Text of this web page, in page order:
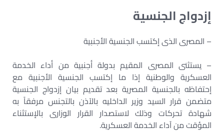
إزدواج الجنسية
– المصرى الذى إكتسب الجنسية الأجنبية
– يستثنى المصرى المقيم بدولة أجنبية من أداء الخدمة
العسكرية والوطنية إذا ما إكتسب الجنسية الأجنبية مع
إحتفاظه بالجنسية المصرية بعد تقديم بيان إزدواج الجنسية
متضمن قرار السيد وزير الداخليه بالآذن بالتجنس مرفقاً به
شهادة تحركات وذلك لاستصدار القرار الوزارى بالإستثناء
المؤقت من آداء الخدمة العسكرية.